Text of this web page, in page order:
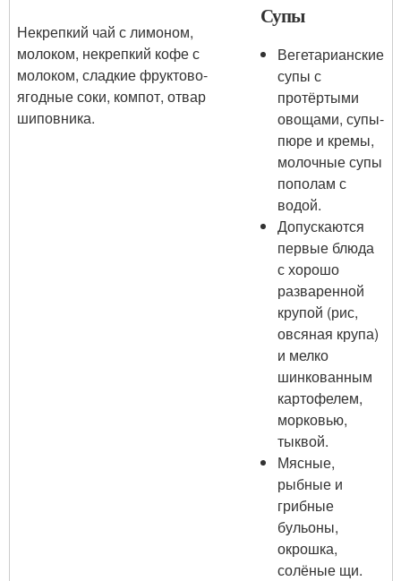
Некрепкий чай с лимоном,
молоком, некрепкий кофе с
молоком, сладкие фруктово-
ягодные соки, компот, отвар
шиповника.
Супы
Вегетарианские
супы с
протёртыми
овощами, супы-
пюре и кремы,
молочные супы
пополам с
водой.
Допускаются
первые блюда
с хорошо
разваренной
крупой (рис,
овсяная крупа)
и мелко
шинкованным
картофелем,
морковью,
тыквой.
Мясные,
рыбные и
грибные
бульоны,
окрошка,
солёные щи.